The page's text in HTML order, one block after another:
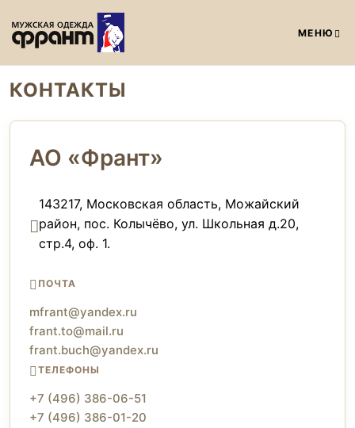
МЕНЮ
КОНТАКТЫ
АО «Франт»
143217, Московская область, Можайский
район, пос. Колычёво, ул. Школьная д.20,
стр.4, оф. 1.
ПОЧТА
mfrant@yandex.ru
frant.to@mail.ru
frant.buch@yandex.ru
ТЕЛЕФОНЫ
+7 (496) 386-06-51
+7 (496) 386-01-20